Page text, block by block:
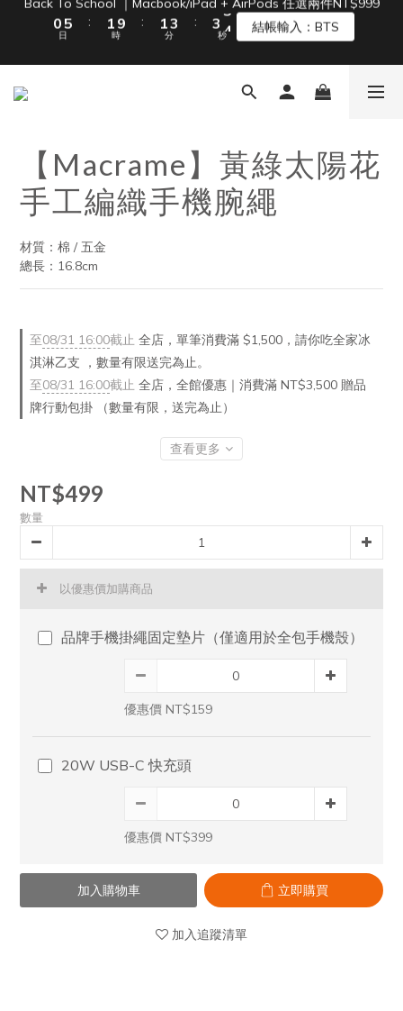
單筆滿 NT$1500 即享免運 🚚
0 5
4
日
:
1
0
9
8
1
0
時
:
1
0
3
2
分
3
2
4
3
秒
結帳輸入：BTS
【Macrame】黃綠太陽花
手工編織手機腕繩
材質：棉 / 五金
總長：16.8cm
至08/31 16:00截止 全店，單筆消費滿 $1,500，請你吃全家冰
淇淋乙支 ，數量有限送完為止。
至08/31 16:00截止 全店，全館優惠｜消費滿 NT$3,500 贈品
牌行動包掛 （數量有限，送完為止）
查看更多
NT$499
數量
以優惠價加購商品
品牌手機掛繩固定墊片（僅適用於全包手機殼）
優惠價 NT$159
20W USB-C 快充頭
優惠價 NT$399
加入購物車 立即購買
加入追蹤清單